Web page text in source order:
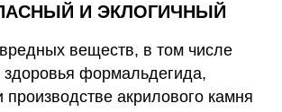
И ЭКЛОГИЧНЫЙ
веществ, в том числе
здоровья формальдегида,
производстве акрилового камня